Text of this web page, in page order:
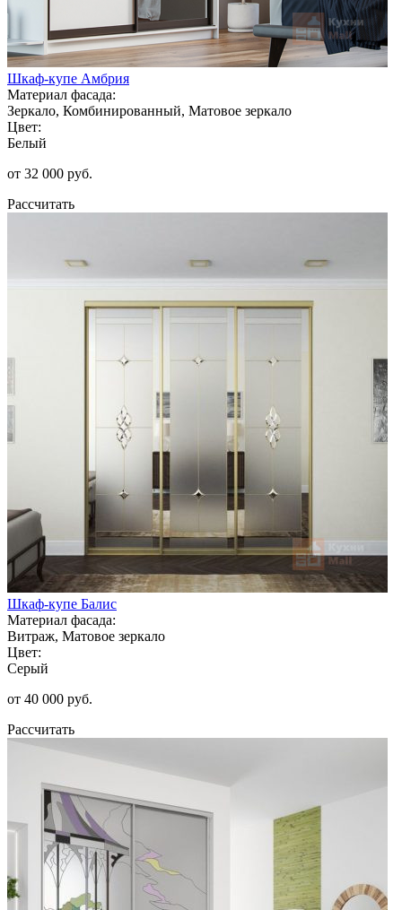
Шкаф-купе Амбрия
Материал фасада:
Зеркало, Комбинированный, Матовое зеркало
Цвет:
Белый
от 32 000 руб.
Рассчитать
Шкаф-купе Балис
Материал фасада:
Витраж, Матовое зеркало
Цвет:
Серый
от 40 000 руб.
Рассчитать